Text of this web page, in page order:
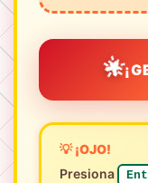
🌟
💡 ¡OJO!
Presiona